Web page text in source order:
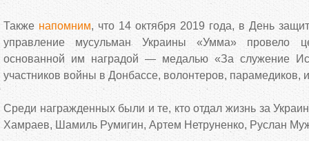
Также напомним, что 14 октября 2019 года, в День
управление мусульман Украины «Умма» провело
основанной им наградой — медалью «За служение
участников войны в Донбассе, волонтеров, парамедиков,
Среди награжденных были и те, кто отдал жизнь за
Хамраев, Шамиль Румигин, Артем Нетруненко, Руслан